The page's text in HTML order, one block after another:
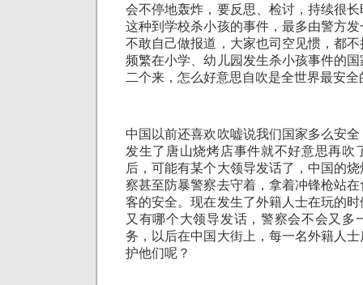
会不停地轰炸，要反思、检讨，持续很
这种到学校杀小孩的事件，最多由警方
不敢自己做报道，大家也司空见惯，都
频繁在小学、幼儿园发生杀小孩事件的
二个来，怎么好意思自吹是全世界最安全
中国以前还喜欢吹嘘说我们国家多么安
发生了唐山烧烤店事件就不好意思再吹
后，可能有某个大领导发话了，中国的
察甚至防暴警察去守着，拿着冲锋枪站
客的安全。现在发生了外籍人士在玩的
又有哪个大领导发话，警察会不会又多
务，以后在中国大街上，每一名外籍人
护他们呢？